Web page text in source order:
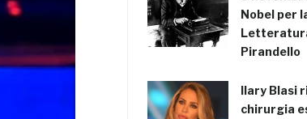
Nobel per
Pirandello
Ilary Blasi
chirurgia